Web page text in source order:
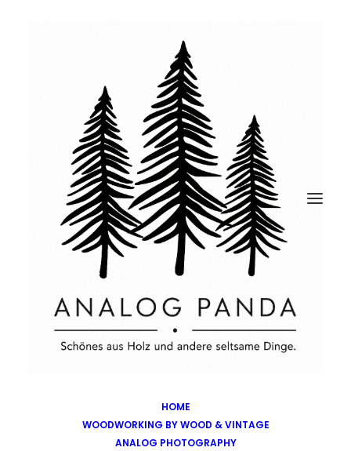
HOME
WOODWORKING BY WOOD & VINTAGE
ANALOG PHOTOGRAPHY